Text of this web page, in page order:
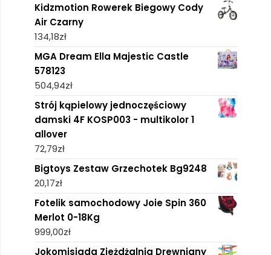
Kidzmotion Rowerek Biegowy Cody
Air Czarny
134,18zł
MGA Dream Ella Majestic Castle
578123
504,94zł
Strój kąpielowy jednoczęściowy
damski 4F KOSP003 - multikolor 1
allover
72,79zł
Bigtoys Zestaw Grzechotek Bg9248
20,17zł
Fotelik samochodowy Joie Spin 360
Merlot 0-18Kg
999,00zł
Jokomisiada Zjeżdżalnia Drewniany